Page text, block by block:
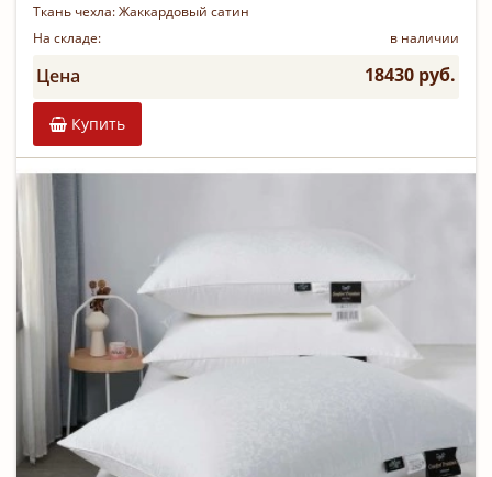
Ткань чехла:Жаккардовый сатин
На складе:
в наличии
Цена 18430 руб.
Купить